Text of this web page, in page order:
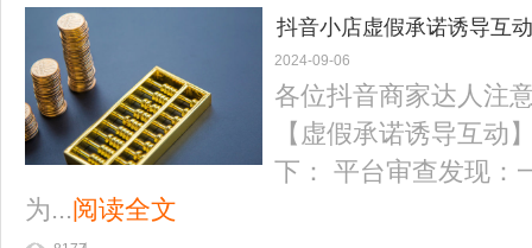
抖音小店虚假承诺诱导互
项治理
2024-09-06
各位抖音商家达人注
【虚假承诺诱导互动
下： 平台审查发现：
为...阅读全文